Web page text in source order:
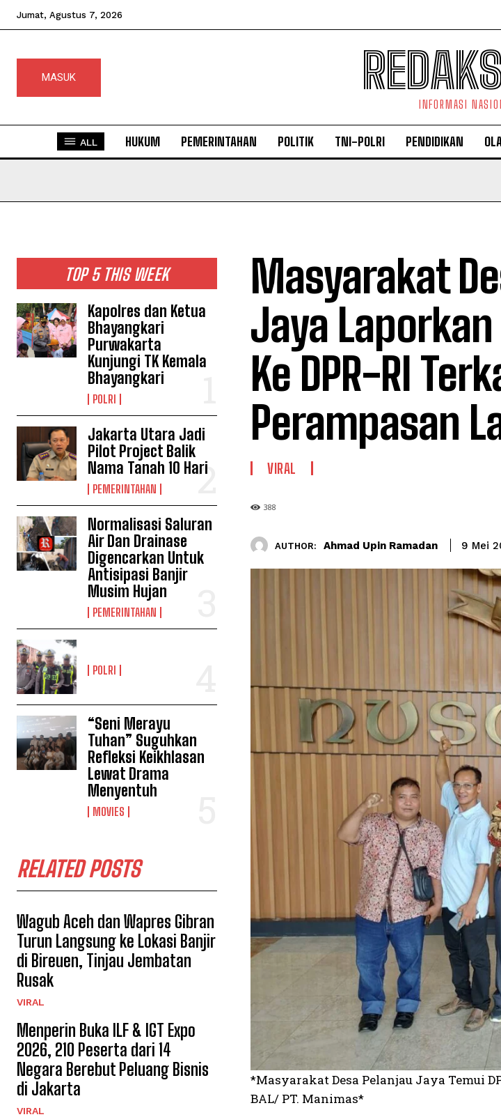
Jumat, Agustus 7, 2026
MASUK
INFORMASI
ALL HUKUM PEMERINTAHAN POLITIK TNI-POLRI PENDIDIKAN
TOP 5 THIS WEEK
Kapolres dan Ketua
Bhayangkari
Purwakarta
Kunjungi TK Kemala
Bhayangkari
POLRI
Jakarta Utara Jadi
Pilot Project Balik
Nama Tanah 10 Hari
PEMERINTAHAN
Normalisasi Saluran
Air Dan Drainase
Digencarkan Untuk
Antisipasi Banjir
Musim Hujan
PEMERINTAHAN
POLRI
“Seni Merayu
Tuhan” Suguhkan
Refleksi Keikhlasan
Lewat Drama
Menyentuh
MOVIES
RELATED POSTS
Wagub Aceh dan Wapres Gibran
Turun Langsung ke Lokasi Banjir
di Bireuen, Tinjau Jembatan
Rusak
VIRAL
Menperin Buka ILF & IGT Expo
2026, 210 Peserta dari 14
Negara Berebut Peluang Bisnis
di Jakarta
VIRAL
Masyarakat
Jaya
Ke DPR-RI
Perampasan
VIRAL
388
AUTHOR: Ahmad Upin Ramadan 9 Mei
*Masyarakat Desa Pelanjau Jaya Temui
BAL/ PT. Manimas*